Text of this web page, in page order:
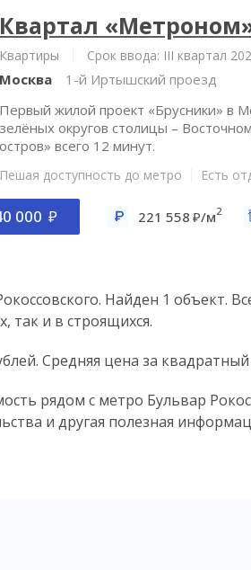
Квартал
Квартиры Срок ввода: III квартал
Москва
1-й Иртышский проезд
Первый жилой проект «Брусники» в
зелёных округов столицы –
остров» всего 12 минут.
Пешая доступность до метро Есть
000 221 558 /м2
Найден 1 объект.
так и в строящихся.
Средняя цена за
рядом с метро Бульвар
и другая полезная